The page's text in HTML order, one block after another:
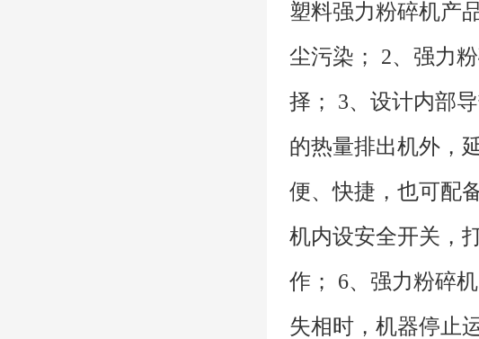
塑料强力粉碎机产
尘污染； 2、强力
择； 3、设计内部
的热量排出机外，
便、快捷，也可配
机内设安全开关，
作； 6、强力粉碎
失相时，机器停止